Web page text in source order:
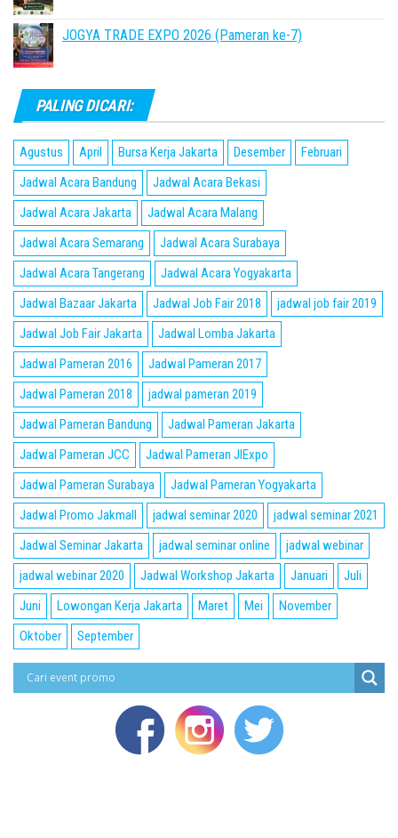
JOGYA TRADE EXPO 2026 (Pameran ke-7)
PALING DICARI:
Agustus April Bursa Kerja Jakarta Desember
Februari
Jadwal Acara Bandung
Jadwal Acara Bekasi
Jadwal Acara Jakarta
Jadwal Acara Malang
Jadwal Acara Semarang
Jadwal Acara Surabaya
Jadwal Acara Tangerang
Jadwal Acara Yogyakarta
Jadwal Bazaar Jakarta
Jadwal Job Fair 2018
jadwal job fair 2019
Jadwal Job Fair Jakarta
Jadwal Lomba Jakarta
Jadwal Pameran 2016
Jadwal Pameran 2017
Jadwal Pameran 2018
jadwal pameran 2019
Jadwal Pameran Bandung
Jadwal Pameran Jakarta
Jadwal Pameran JCC
Jadwal Pameran JIExpo
Jadwal Pameran Surabaya
Jadwal Pameran Yogyakarta
Jadwal Promo Jakmall
jadwal seminar 2020
jadwal seminar 2021
Jadwal Seminar Jakarta
jadwal seminar online
jadwal webinar
jadwal webinar 2020
Jadwal Workshop Jakarta Januari
Juli
Juni
Lowongan Kerja Jakarta Maret Mei
November
Oktober
September